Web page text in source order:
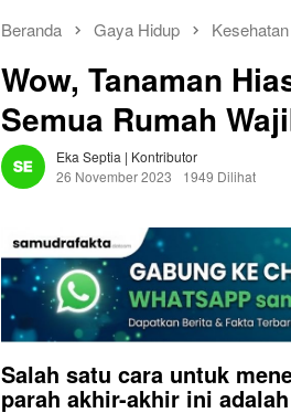
Beranda Gaya Hidup Kesehatan
Wow, Tanaman
Semua Rumah
Eka Septia | Kontributor
26 November 2023
1949 Dilihat
Salah satu cara untuk
parah akhir-akhir ini